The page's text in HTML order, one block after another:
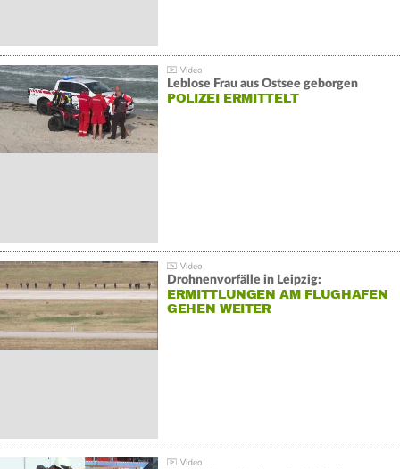
Leblose Frau aus Ostsee geborgen
POLIZEI ERMITTELT
Drohnenvorfälle in Leipzig:
ERMITTLUNGEN AM FLUGHAFEN
GEHEN WEITER